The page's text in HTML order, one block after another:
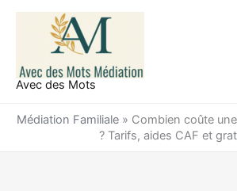
Aller
Avec des Mots
Médiation Familiale» Combien coûte
? Tarifs, aides CAF et